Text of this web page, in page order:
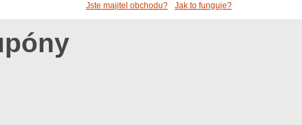
Jste majitel obchodu? Jak to funguje?